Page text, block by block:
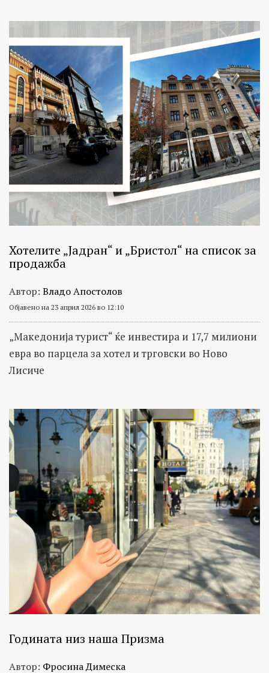
Хотелите „Јадран“ и „Бристол“ на список за
продажба
Автор: Владо Апостолов
Објавено на 23 април 2026 во 12:10
„Македонија турист“ ќе инвестира и 17,7 милиони
евра во парцела за хотел и трговски во Ново
Лисиче
Годината низ наша Призма
Автор: Фросина Димеска